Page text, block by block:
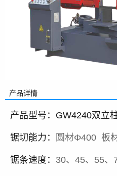
产品详情
产品型号：GW4240双立
锯切能力： 圆材Φ400 板
锯条速度： 30、45、55、